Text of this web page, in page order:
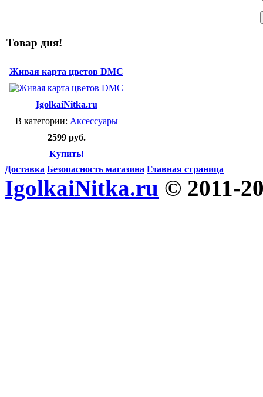
Товар дня!
Живая карта цветов DMC
IgolkaiNitka.ru
В категории: Аксессуары
2599 руб.
Купить!
Доставка Безопасность магазина Главная страница
IgolkaiNitka.ru © 2011-